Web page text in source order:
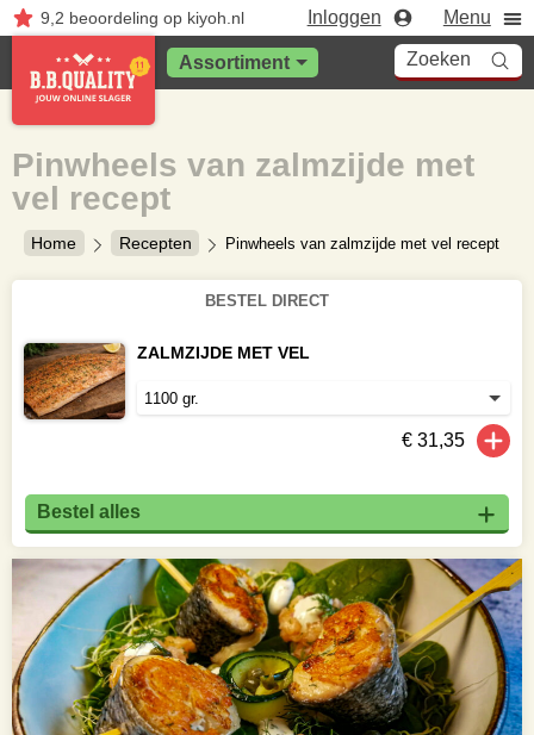
9,2 beoordelingop kiyoh.nl Inloggen Menu
Assortiment Zoeken
Home Recepten Pinwheels van zalmzijde met vel recept
Pinwheels van zalmzijde met
vel recept
BESTEL DIRECT
ZALMZIJDE MET VEL
€ 31,35
Bestel alles